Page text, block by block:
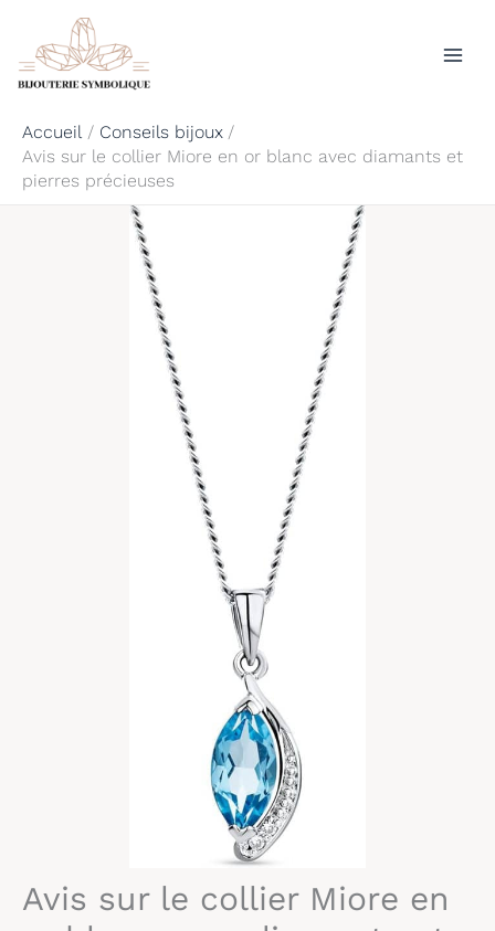
contenu
Accueil
Conseils bijoux
Avis sur le collier Miore en or blanc avec diamants et
pierres précieuses
Avis sur le collier Miore en
Rechercher